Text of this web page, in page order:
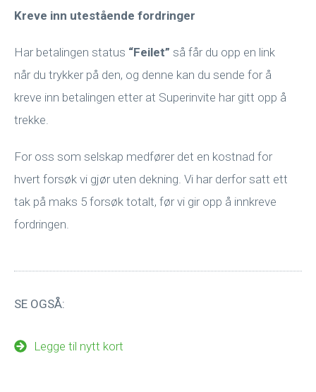
Kreve inn utestående fordringer
Har betalingen status “Feilet” så får du opp en link
når du trykker på den, og denne kan du sende for å
kreve inn betalingen etter at Superinvite har gitt opp å
trekke.
For oss som selskap medfører det en kostnad for
hvert forsøk vi gjør uten dekning. Vi har derfor satt ett
tak på maks 5 forsøk totalt, før vi gir opp å innkreve
fordringen.
SE OGSÅ:
Legge til nytt kort